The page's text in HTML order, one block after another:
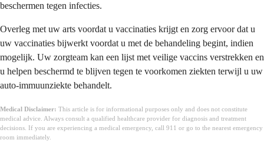
beschermen tegen infecties.
Overleg met uw arts voordat u vaccinaties krijgt en zorg ervoor dat u
uw vaccinaties bijwerkt voordat u met de behandeling begint, indien
mogelijk. Uw zorgteam kan een lijst met veilige vaccins verstrekken en
u helpen beschermd te blijven tegen te voorkomen ziekten terwijl u uw
auto-immuunziekte behandelt.
Medical Disclaimer: This article is for informational purposes only and does not constitute
medical advice. Always consult a qualified healthcare provider for diagnosis and treatment
decisions. If you are experiencing a medical emergency, call 911 or go to the nearest emergency
room immediately.